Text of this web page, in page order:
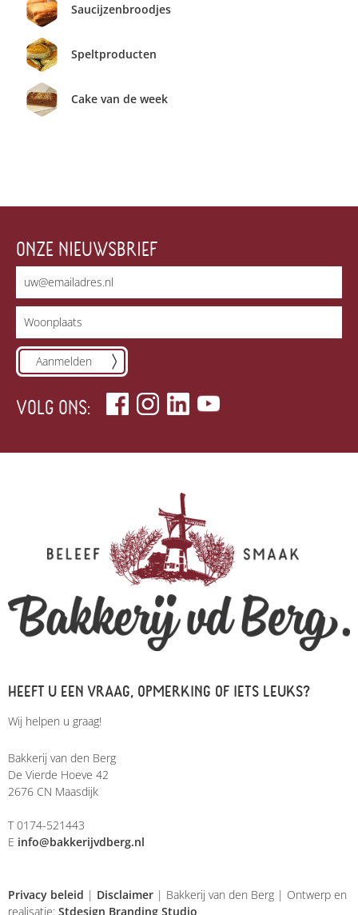
Saucijzenbroodjes
Speltproducten
Cake van de week
ONZE NIEUWSBRIEF
Aanmelden
VOLG ONS:
HEEFT U EEN VRAAG, OPMERKING OF IETS LEUKS?
Wij helpen u graag!
Bakkerij van den Berg
De Vierde Hoeve 42
2676 CN Maasdijk
T 0174-521443
E info@bakkerijvdberg.nl
Privacy beleid | Disclaimer | Bakkerij van den Berg | Ontwerp en
realisatie: Stdesign Branding Studio